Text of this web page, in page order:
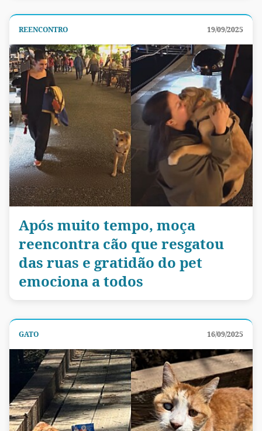
REENCONTRO 19/09/2025
Após muito tempo, moça
reencontra cão que resgatou
das ruas e gratidão do pet
emociona a todos
GATO 16/09/2025